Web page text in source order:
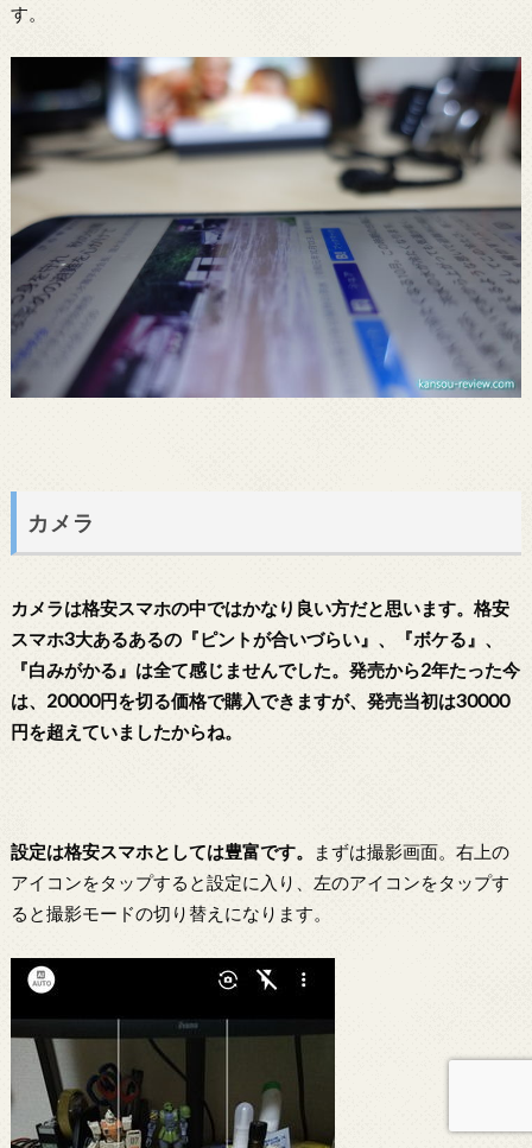
す。
カメラ
カメラは格安スマホの中ではかなり良い方だと思います。格安
スマホ3大あるあるの『ピントが合いづらい』、『ボケる』、
『白みがかる』は全て感じませんでした。発売から2年たった今
は、20000円を切る価格で購入できますが、発売当初は30000
円を超えていましたからね。
設定は格安スマホとしては豊富です。
まずは撮影画面。右上の
アイコンをタップすると設定に入り、左のアイコンをタップす
ると撮影モードの切り替えになります。